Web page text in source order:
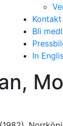
Kontakt
Bli
In